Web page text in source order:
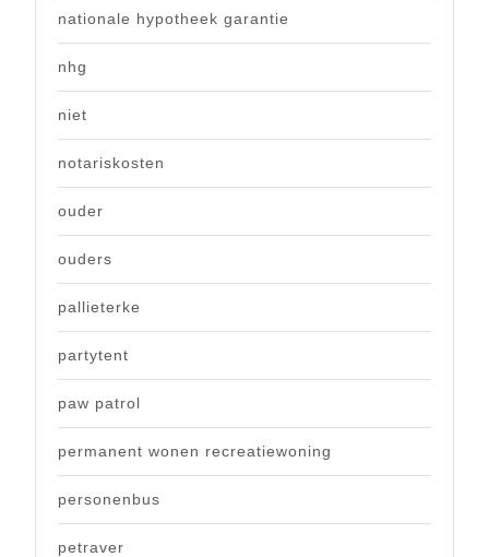
nationale hypotheek garantie
nhg
niet
notariskosten
ouder
ouders
pallieterke
partytent
paw patrol
permanent wonen recreatiewoning
personenbus
petraver